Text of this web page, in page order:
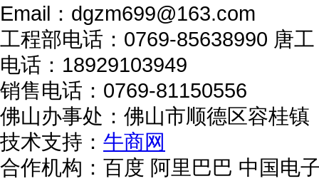
Email：dgzm699@163.com
工程部电话：0769-85638990 唐
电话：18929103949
销售电话：0769-81150556
佛山办事处：佛山市顺德区容桂镇
技术支持： 牛商网
合作机构：百度 阿里巴巴 中国电